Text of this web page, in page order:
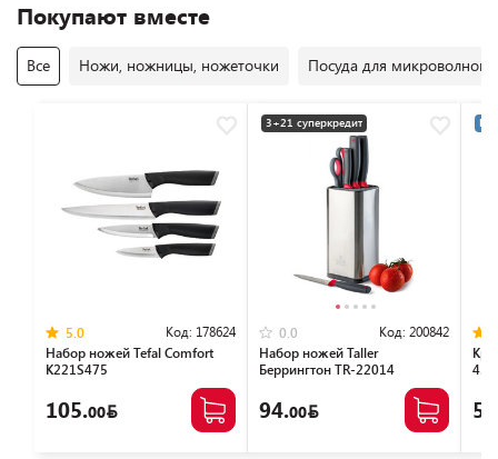
Покупают вместе
Все Ножи, ножницы, ножеточки Посуда для
5.0 Код: 178624
Набор ножей Tefal Сomfort
K221S475
105.00
3+21 суперкредит
0.0 Код: 200842
Набор ножей Taller
Беррингтон TR-22014
94.00 5.